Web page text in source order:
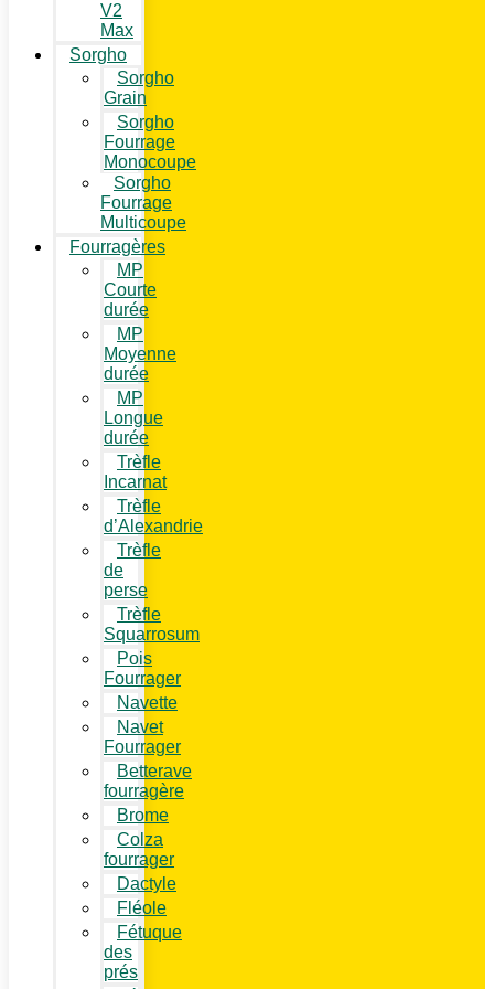
V2
Max
Sorgho
Sorgho
Grain
Sorgho
Fourrage
Monocoupe
Sorgho
Fourrage
Multicoupe
Fourragères
MP
Courte
durée
MP
Moyenne
durée
MP
Longue
durée
Trèfle
Incarnat
Trèfle
d’Alexandrie
Trèfle
de
perse
Trèfle
Squarrosum
Pois
Fourrager
Navette
Navet
Fourrager
Betterave
fourragère
Brome
Colza
fourrager
Dactyle
Fléole
Fétuque
des
prés